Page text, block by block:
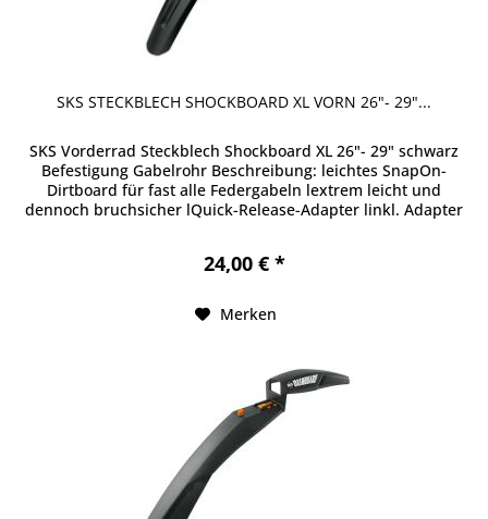
SKS STECKBLECH SHOCKBOARD XL VORN 26"- 29"...
SKS Vorderrad Steckblech Shockboard XL 26"- 29" schwarz
Befestigung Gabelrohr Beschreibung: leichtes SnapOn-
Dirtboard für fast alle Federgabeln lextrem leicht und
dennoch bruchsicher lQuick-Release-Adapter linkl. Adapter
24,00 € *
Merken